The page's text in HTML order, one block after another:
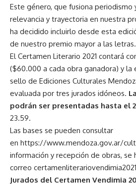
Este género, que fusiona periodismo
relevancia y trayectoria en nuestra
ha decidido incluirlo desde esta
de nuestro premio mayor a las letras.
El Certamen Literario 2021 contará
($60.000 a cada obra ganadora) y la
sello de Ediciones Culturales
evaluada por tres jurados idóneos.
podrán ser presentadas hasta el
23.59.
Las bases se pueden consultar
en https://www.mendoza.gov.ar/
información y recepción de obras, se
correo
Jurados del Certamen Vendimia